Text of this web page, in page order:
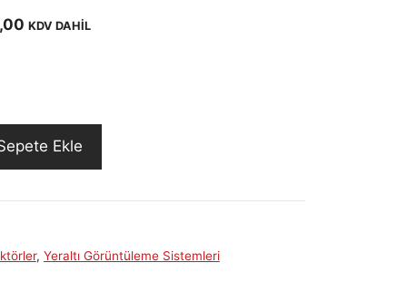
Şu
KDV DAHİL
Ekle
, Yeraltı Görüntüleme Sistemleri